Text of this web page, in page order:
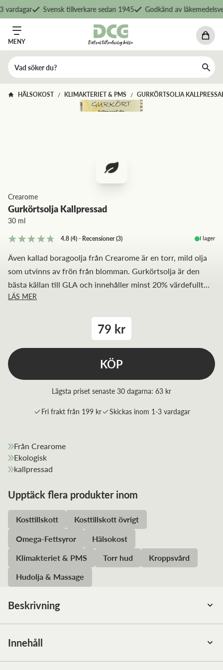
Svensk tillverkare sedan 1945 Godkänd av
MENY
HÄLSOKOST / KLIMAKTERIET & PMS / GURKÖRTSOLJA
Crearome
Gurkörtsolja Kallpressad
30 ml
4.8(4)- Recensioner(3) I lager
Även kallad boragoolja från Crearome är en torr, mild olja
som utvinns av frön från blomman. Gurkörtsolja är den
bästa källan till GLA och innehåller minst 20% värdefullt
GLA.
LÄS MER
79 kr
KÖP
Lägsta priset senaste 30 dagarna: 63 kr
Fri frakt från 199 kr Skickas inom 1-3 vardagar
Från Crearome
Ekologisk
kallpressad
Upptäck flera produkter inom
Kosttillskott
Kosttillskott övrigt
Omega-Fettsyror
Hälsokost
Klimakteriet & PMS
Torr hud
Kroppsvård
Hudolja & Massage
Beskrivning
torr, mild olja som utvinns av frön från blomman.
minst 20% värdefullt GLA. Det finns inte någon annan
Innehåll